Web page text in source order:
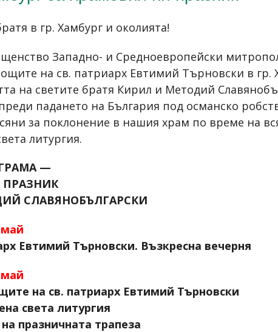
в гр. Хамбург и околията!
Западно- и Средноевропейски
на св. патриарх Евтимий Търновски в гр.
на светите братя Кирил и Методий
падането на България под османско
за поклонение в нашия храм по време на
литургия.
—
СЛАВЯНОБЪЛГАРСКИ
май
Евтимий Търновски. Възкресна вечерня
май
на св. патриарх Евтимий Търновски
света литургия
празничната трапеза